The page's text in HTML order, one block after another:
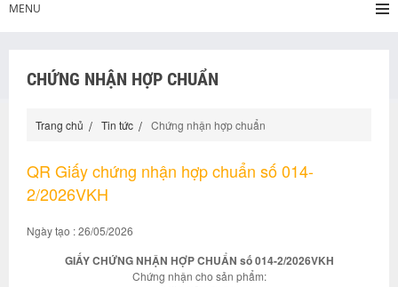
MENU
CHỨNG NHẬN HỢP CHUẨN
Trang chủ Tin tức Chứng nhận hợp chuẩn
QR Giấy chứng nhận hợp chuẩn số 014-
2/2026VKH
Ngày tạo : 26/05/2026
GIẤY CHỨNG NHẬN HỢP CHUẨN số 014-2/2026VKH
Chứng nhận cho sản phẩm: